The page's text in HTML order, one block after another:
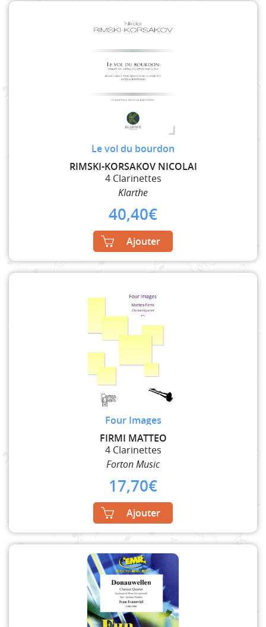
Le vol du bourdon
RIMSKI-KORSAKOV NICOLAI
4 Clarinettes
Klarthe
40,40€
Ajouter
Four Images
FIRMI MATTEO
4 Clarinettes
Forton Music
17,70€
Ajouter